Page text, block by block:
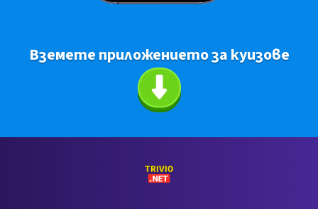
Вземете приложението за куизове